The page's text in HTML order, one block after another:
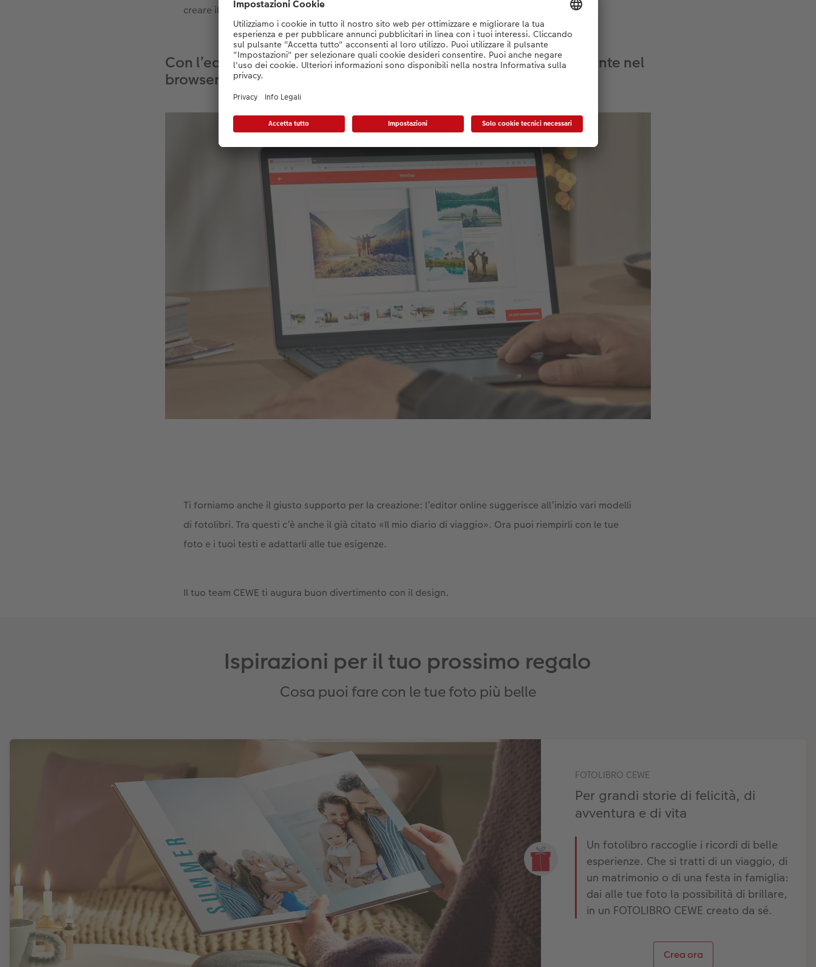
creare il tuo fotolibro e salvarlo oppure ordinarlo subito.
Con l’editor online puoi creare il tuo FOTOLIBRO’CEWE direttamente nel
browser del tuo computer.
Ti forniamo anche il giusto supporto per la creazione: l’editor online suggerisce all’inizio vari modelli
di fotolibri. Tra questi c’è anche il già citato «Il mio diario di viaggio». Ora puoi riempirli con le tue
foto e i tuoi testi e adattarli alle tue esigenze.
Il tuo team CEWE ti augura buon divertimento con il design.
Ispirazioni per il tuo prossimo regalo
Cosa puoi fare con le tue foto più belle
FOTOLIBRO CEWE
Per grandi storie di felicità, di
avventura e di vita
Un fotolibro raccoglie i ricordi di belle
esperienze. Che si tratti di un viaggio, di
un matrimonio o di una festa in famiglia:
dai alle tue foto la possibilità di brillare,
in un FOTOLIBRO CEWE creato da sé.
Crea ora